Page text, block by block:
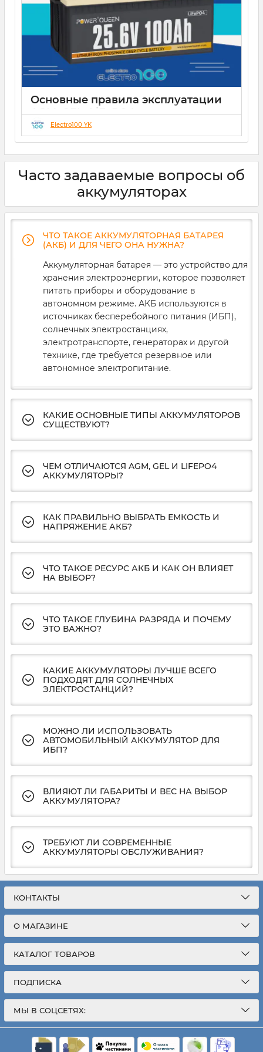
Основные правила эксплуатации
AGM, GEL, LiFePO4 аккумуляторов
21 12 2024
Electro100 YK
Часто задаваемые вопросы об
аккумуляторах
ЧТО ТАКОЕ АККУМУЛЯТОРНАЯ БАТАРЕЯ
(АКБ) И ДЛЯ ЧЕГО ОНА НУЖНА?
Аккумуляторная батарея — это устройство для
хранения электроэнергии, которое позволяет
питать приборы и оборудование в
автономном режиме. АКБ используются в
источниках бесперебойного питания (ИБП),
солнечных электростанциях,
электротранспорте, генераторах и другой
технике, где требуется резервное или
автономное электропитание.
КАКИЕ ОСНОВНЫЕ ТИПЫ АККУМУЛЯТОРОВ
СУЩЕСТВУЮТ?
ЧЕМ ОТЛИЧАЮТСЯ AGM, GEL И LIFEPO4
АККУМУЛЯТОРЫ?
КАК ПРАВИЛЬНО ВЫБРАТЬ ЕМКОСТЬ И
НАПРЯЖЕНИЕ АКБ?
ЧТО ТАКОЕ РЕСУРС АКБ И КАК ОН ВЛИЯЕТ
НА ВЫБОР?
ЧТО ТАКОЕ ГЛУБИНА РАЗРЯДА И ПОЧЕМУ
ЭТО ВАЖНО?
КАКИЕ АККУМУЛЯТОРЫ ЛУЧШЕ ВСЕГО
ПОДХОДЯТ ДЛЯ СОЛНЕЧНЫХ
ЭЛЕКТРОСТАНЦИЙ?
МОЖНО ЛИ ИСПОЛЬЗОВАТЬ
АВТОМОБИЛЬНЫЙ АККУМУЛЯТОР ДЛЯ
ИБП?
ВЛИЯЮТ ЛИ ГАБАРИТЫ И ВЕС НА ВЫБОР
АККУМУЛЯТОРА?
ТРЕБУЮТ ЛИ СОВРЕМЕННЫЕ
АККУМУЛЯТОРЫ ОБСЛУЖИВАНИЯ?
КОНТАКТЫ
О МАГАЗИНЕ
КАТАЛОГ ТОВАРОВ
ПОДПИСКА
МЫ В СОЦСЕТЯХ: